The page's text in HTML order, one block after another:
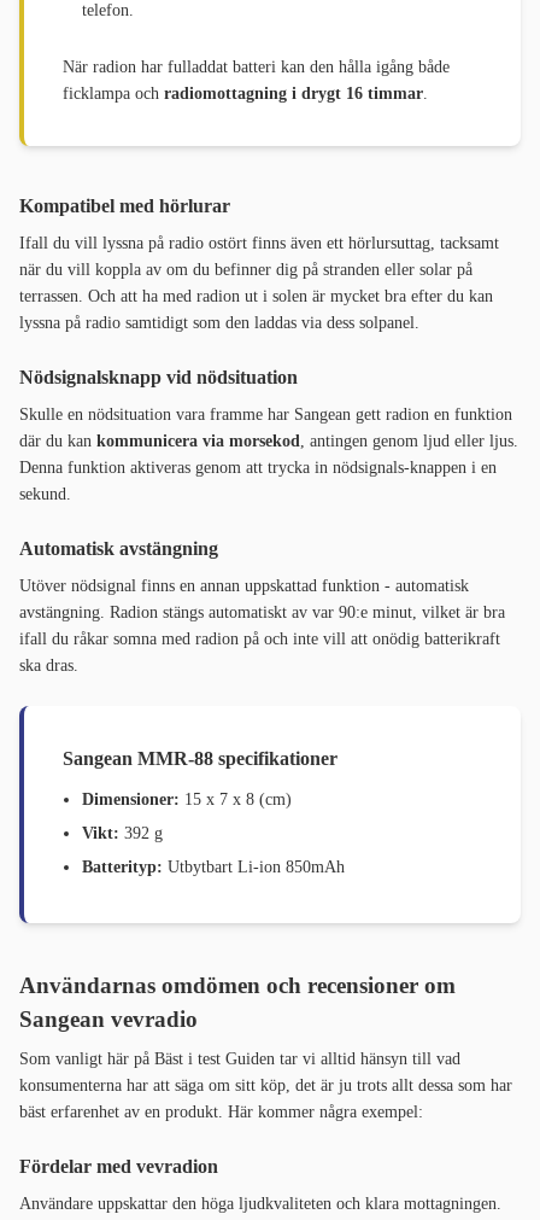
telefon.
När radion har fulladdat batteri kan den hålla igång både
ficklampa och radiomottagning i drygt 16 timmar.
Kompatibel med hörlurar
Ifall du vill lyssna på radio ostört finns även ett hörlursuttag, tacksamt
när du vill koppla av om du befinner dig på stranden eller solar på
terrassen. Och att ha med radion ut i solen är mycket bra efter du kan
lyssna på radio samtidigt som den laddas via dess solpanel.
Nödsignalsknapp vid nödsituation
Skulle en nödsituation vara framme har Sangean gett radion en funktion
där du kan kommunicera via morsekod, antingen genom ljud eller ljus.
Denna funktion aktiveras genom att trycka in nödsignals-knappen i en
sekund.
Automatisk avstängning
Utöver nödsignal finns en annan uppskattad funktion - automatisk
avstängning. Radion stängs automatiskt av var 90:e minut, vilket är bra
ifall du råkar somna med radion på och inte vill att onödig batterikraft
ska dras.
Sangean MMR-88 specifikationer
Dimensioner: 15 x 7 x 8 (cm)
Vikt: 392 g
Batterityp: Utbytbart Li-ion 850mAh
Användarnas omdömen och recensioner om
Sangean vevradio
Som vanligt här på Bäst i test Guiden tar vi alltid hänsyn till vad
konsumenterna har att säga om sitt köp, det är ju trots allt dessa som har
bäst erfarenhet av en produkt. Här kommer några exempel:
Fördelar med vevradion
Användare uppskattar den höga ljudkvaliteten och klara mottagningen.